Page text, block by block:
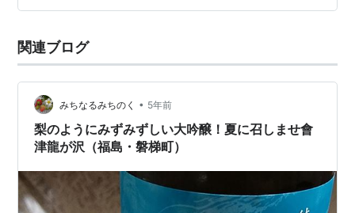
ッシュな味わいになります。 この「寒明け原酒」もやは
れをしていないお酒は冷蔵で流通する。…
関連ブログ
みちなるみちのく • 5年前
梨のようにみずみずしい大吟醸！夏に召しませ會
津龍が沢（福島・磐梯町）